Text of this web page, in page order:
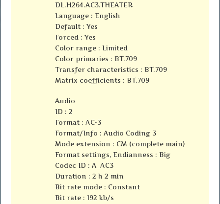
DL.H264.AC3.THEATER
Language : English
Default : Yes
Forced : Yes
Color range : Limited
Color primaries : BT.709
Transfer characteristics : BT.709
Matrix coefficients : BT.709
Audio
ID : 2
Format : AC-3
Format/Info : Audio Coding 3
Mode extension : CM (complete main)
Format settings, Endianness : Big
Codec ID : A_AC3
Duration : 2 h 2 min
Bit rate mode : Constant
Bit rate : 192 kb/s